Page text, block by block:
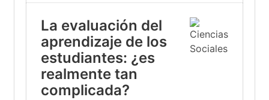
La evaluación del
aprendizaje de los
estudiantes: ¿es
realmente tan
complicada?